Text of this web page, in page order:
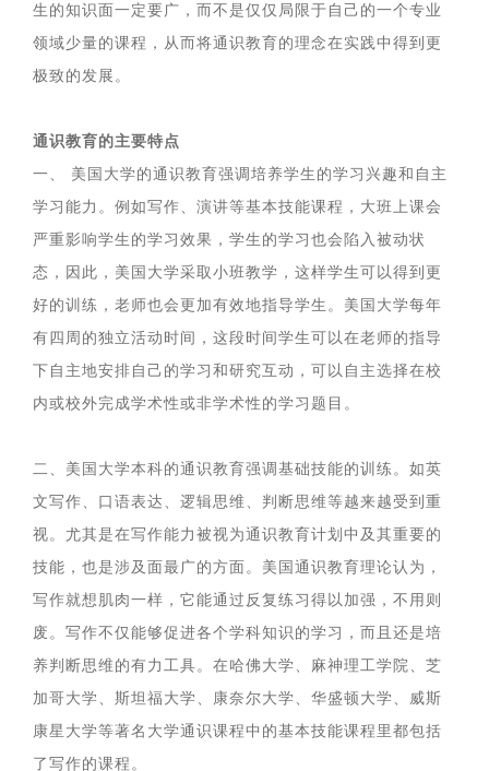
生的知识面一定要广，而不是仅仅局限于自己的一个专业
领域少量的课程，从而将通识教育的理念在实践中得到更
极致的发展。
通识教育的主要特点
一、 美国大学的通识教育强调培养学生的学习兴趣和自主
学习能力。例如写作、演讲等基本技能课程，大班上课会
严重影响学生的学习效果，学生的学习也会陷入被动状
态，因此，美国大学采取小班教学，这样学生可以得到更
好的训练，老师也会更加有效地指导学生。美国大学每年
有四周的独立活动时间，这段时间学生可以在老师的指导
下自主地安排自己的学习和研究互动，可以自主选择在校
内或校外完成学术性或非学术性的学习题目。
二、美国大学本科的通识教育强调基础技能的训练。如英
文写作、口语表达、逻辑思维、判断思维等越来越受到重
视。尤其是在写作能力被视为通识教育计划中及其重要的
技能，也是涉及面最广的方面。美国通识教育理论认为，
写作就想肌肉一样，它能通过反复练习得以加强，不用则
废。写作不仅能够促进各个学科知识的学习，而且还是培
养判断思维的有力工具。在哈佛大学、麻神理工学院、芝
加哥大学、斯坦福大学、康奈尔大学、华盛顿大学、威斯
康星大学等著名大学通识课程中的基本技能课程里都包括
了写作的课程。